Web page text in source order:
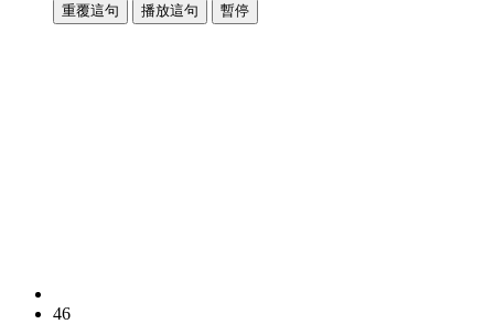
重覆這句 播放這句 暫停
46